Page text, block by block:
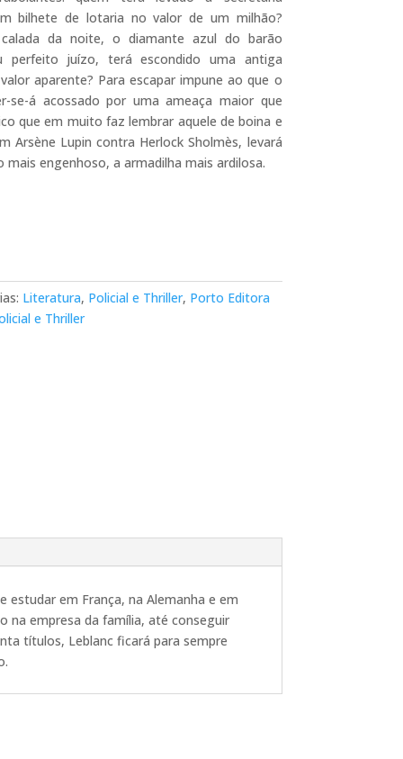
bilhete de lotaria no valor de um milhão?
da noite, o diamante azul do barão
perfeito juízo, terá escondido uma antiga
aparente? Para escapar impune ao que o
se-á acossado por uma ameaça maior que
que em muito faz lembrar aquele de boina e
Arsène Lupin contra Herlock Sholmès, levará
engenhoso, a armadilha mais ardilosa.
Literatura, Policial e Thriller, Porto Editora
e Thriller
estudar em França, na Alemanha e em
na empresa da família, até conseguir
títulos, Leblanc ficará para sempre